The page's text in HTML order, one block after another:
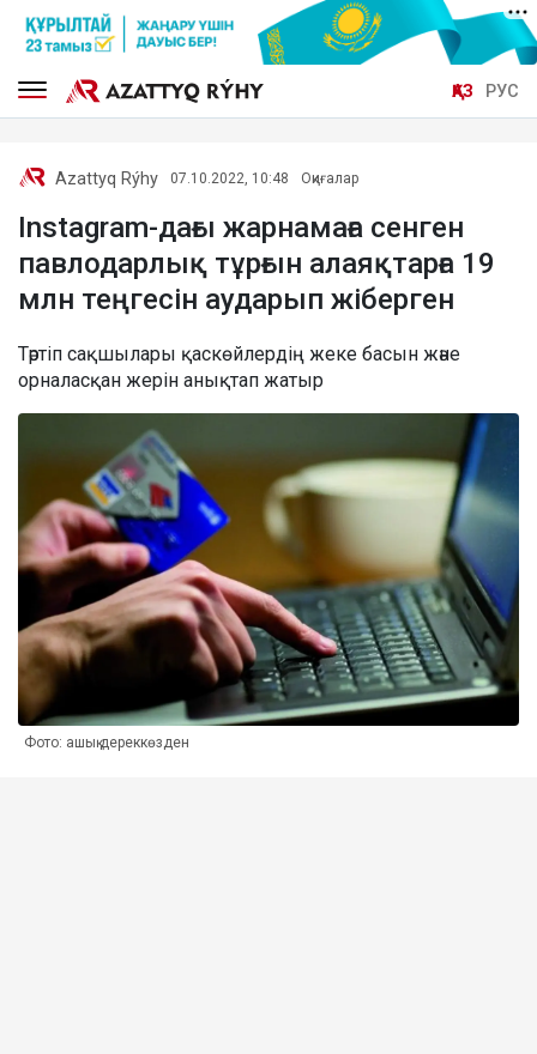
ҚАЗ РУС
Azattyq Rýhy 07.10.2022, 10:48 Оқиғалар
Instagram-дағы жарнамаға сенген
павлодарлық тұрғын алаяқтарға 19
млн теңгесін аударып жіберген
Тәртіп сақшылары қаскөйлердің жеке басын және
орналасқан жерін анықтап жатыр
Фото: ашық дереккөзден